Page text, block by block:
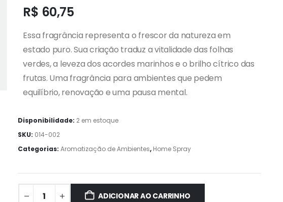
R$ 60,75
Essa fragrância representa o frescor da natureza em
estado puro. Sua criação traduz a vitalidade das folhas
verdes, a leveza dos acordes marinhos e o brilho cítrico das
frutas. Uma fragrância para ambientes que pedem
equilíbrio, renovação e uma pausa mental.
Disponibilidade: 2 em estoque
SKU: 014-002
Categorias:Aromatização de Ambientes, Home Spray
ADICIONAR AO CARRINHO